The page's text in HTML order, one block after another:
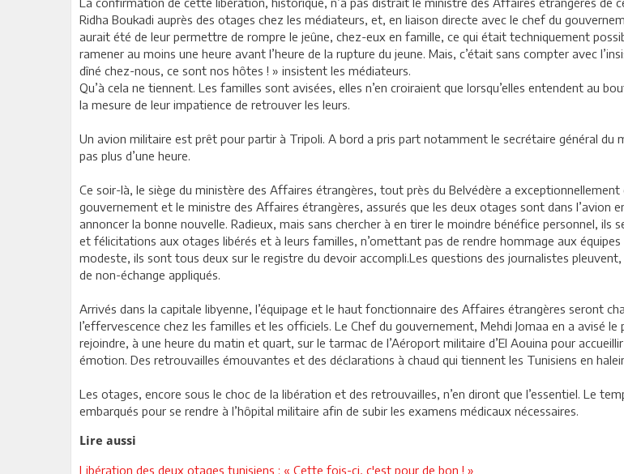
Ridha Boukadi auprès des otages chez les médiateurs, et, en liaison directe avec le chef du
aurait été de leur permettre de rompre le jeûne, chez-eux en famille, ce qui était techniquement
ramener au moins une heure avant l’heure de la rupture du jeune. Mais, c’était sans compter avec
dîné chez-nous, ce sont nos hôtes ! » insistent les médiateurs.
Qu’à cela ne tiennent. Les familles sont avisées, elles n’en croiraient que lorsqu’elles entendent au
la mesure de leur impatience de retrouver les leurs.
Un avion militaire est prêt pour partir à Tripoli. A bord a pris part notamment le secrétaire général du
pas plus d’une heure.
Ce soir-là, le siège du ministère des Affaires étrangères, tout près du Belvédère a
gouvernement et le ministre des Affaires étrangères, assurés que les deux otages sont dans l’avion
annoncer la bonne nouvelle. Radieux, mais sans chercher à en tirer le moindre bénéfice personnel,
et félicitations aux otages libérés et à leurs familles, n’omettant pas de rendre hommage aux
modeste, ils sont tous deux sur le registre du devoir accompli.Les questions des journalistes
de non-échange appliqués.
Arrivés dans la capitale libyenne, l’équipage et le haut fonctionnaire des Affaires étrangères seront
l’effervescence chez les familles et les officiels. Le Chef du gouvernement, Mehdi Jomaa en a avisé
rejoindre, à une heure du matin et quart, sur le tarmac de l’Aéroport militaire d’El Aouina pour
émotion. Des retrouvailles émouvantes et des déclarations à chaud qui tiennent les Tunisiens en
Les otages, encore sous le choc de la libération et des retrouvailles, n’en diront que l’essentiel. Le
embarqués pour se rendre à l’hôpital militaire afin de subir les examens médicaux nécessaires.
Lire aussi
Libération des deux otages tunisiens : « Cette fois-ci, c'est pour de bon ! »